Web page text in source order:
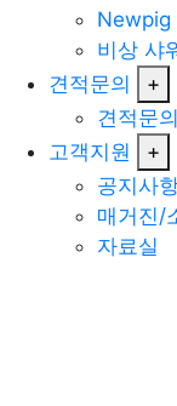
Newpig
비상 샤
견적문의
+
견적문의
고객지원
+
공지사
매거진/
자료실